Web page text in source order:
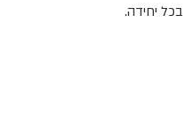
יחידה.